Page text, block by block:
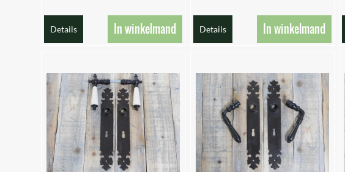
Details In winkelmand Details In winkelmand